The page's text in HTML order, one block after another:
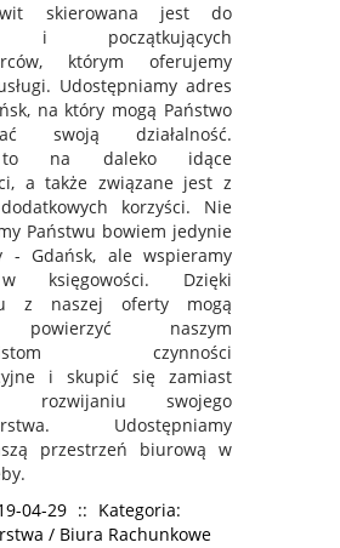
skierowana jest do
i początkujących
którym oferujemy
Udostępniamy adres
na który mogą Państwo
swoją działalność.
to na daleko idące
a także związane jest z
korzyści. Nie
Państwu bowiem jedynie
- Gdańsk, ale wspieramy
księgowości. Dzięki
z naszej oferty mogą
powierzyć naszym
czynności
i skupić się zamiast
swojego
Udostępniamy
przestrzeń biurową w
04-29 :: Kategoria:
/ Biura Rachunkowe